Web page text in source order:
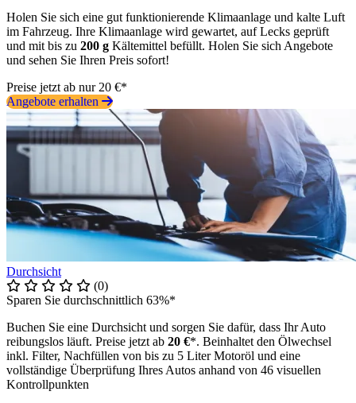
Holen Sie sich eine gut funktionierende Klimaanlage und kalte Luft
im Fahrzeug. Ihre Klimaanlage wird gewartet, auf Lecks geprüft
und mit bis zu 200 g Kältemittel befüllt. Holen Sie sich Angebote
und sehen Sie Ihren Preis sofort!
Preise jetzt ab nur 20 €*
Angebote erhalten
Durchsicht
(0)
Sparen Sie durchschnittlich 63%*
Buchen Sie eine Durchsicht und sorgen Sie dafür, dass Ihr Auto
reibungslos läuft. Preise jetzt ab 20 €*. Beinhaltet den Ölwechsel
inkl. Filter, Nachfüllen von bis zu 5 Liter Motoröl und eine
vollständige Überprüfung Ihres Autos anhand von 46 visuellen
Kontrollpunkten